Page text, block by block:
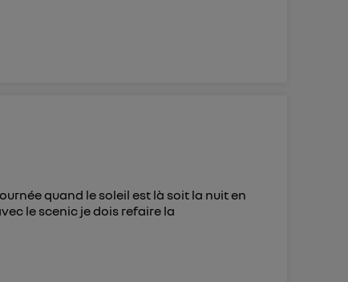
quand le soleil est là soit la nuit en
le scenic je dois refaire la